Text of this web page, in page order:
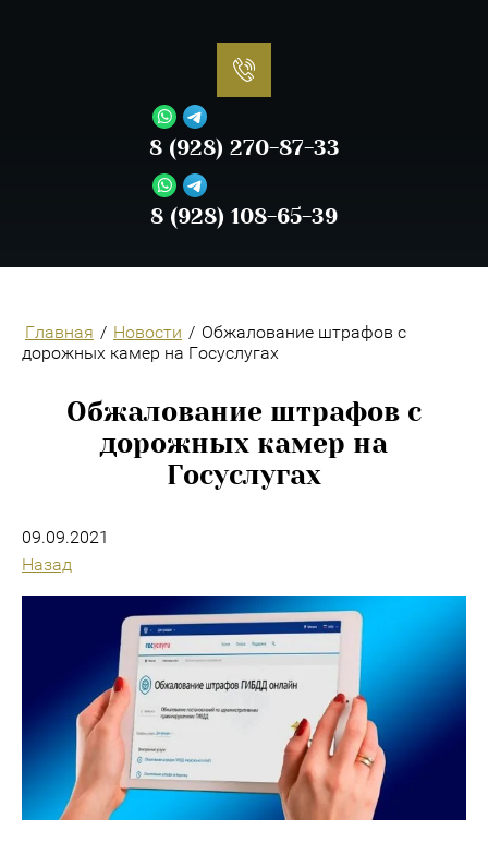
8 (928) 270-87-33
8 (928) 108-65-39
Главная / Новости / Обжалование штрафов с
дорожных камер на Госуслугах
Обжалование штрафов с
дорожных камер на
Госуслугах
09.09.2021
Назад